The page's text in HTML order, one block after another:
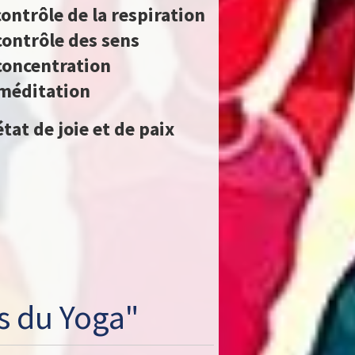
de la respiration
des sens
de joie et de paix
Yoga"